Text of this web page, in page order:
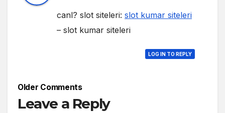
canl? slot siteleri: slot kumar siteleri
– slot kumar siteleri
LOG IN TO REPLY
Older Comments
Leave a Reply